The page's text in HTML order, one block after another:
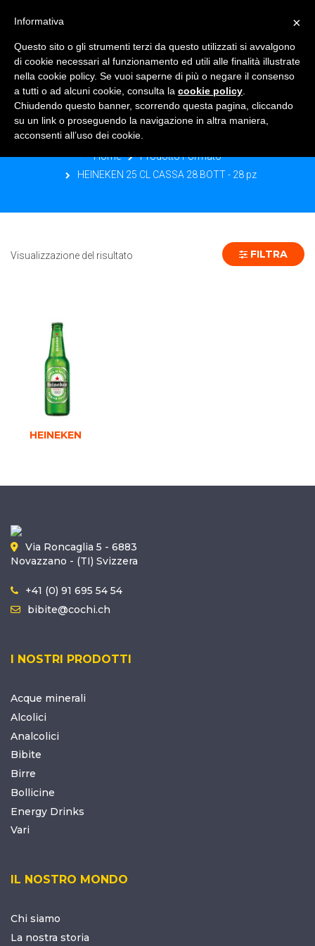
HEINEKEN 25 CL CASSA 28 BOTT - 28
Home
Prodotto Formato
HEINEKEN 25 CL CASSA 28 BOTT - 28 pz
Visualizzazione del risultato FILTRA
HEINEKEN
Via Roncaglia 5 - 6883
Novazzano - (TI) Svizzera
+41 (0) 91 695 54 54
bibite@cochi.ch
I NOSTRI PRODOTTI
Acque minerali
Alcolici
Analcolici
Bibite
Birre
Bollicine
Energy Drinks
Vari
IL NOSTRO MONDO
Chi siamo
La nostra storia
×
Informativa
Questo sito o gli strumenti terzi da questo utilizzati si avvalgono
di cookie necessari al funzionamento ed utili alle finalità illustrate
nella cookie policy. Se vuoi saperne di più o negare il consenso
a tutti o ad alcuni cookie, consulta la cookie policy
Chiudendo questo banner, scorrendo questa pagina, cliccando
su un link o proseguendo la navigazione in altra maniera,
acconsenti all’uso dei cookie.